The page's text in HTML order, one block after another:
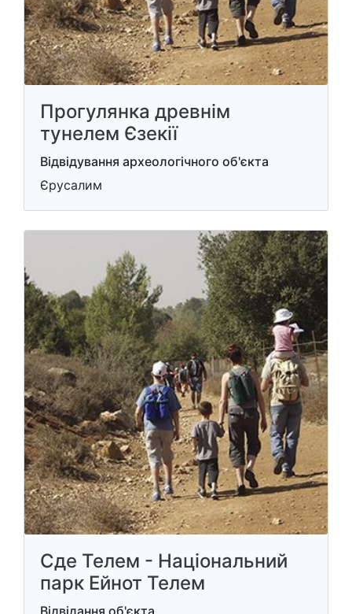
Прогулянка древнім
тунелем Єзекії
Відвідування археологічного об'єкта
Єрусалим
Сде Телем - Національний
парк Ейнот Телем
Відвідання об'єкта